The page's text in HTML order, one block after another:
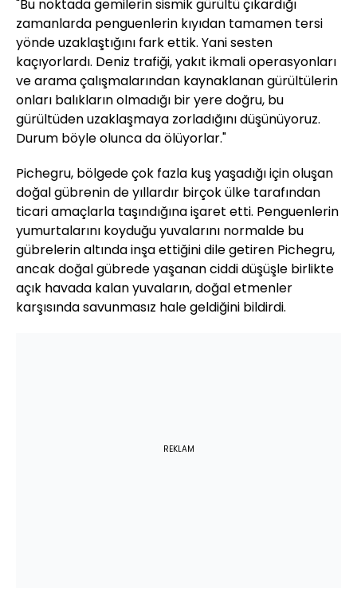
"Bu noktada gemilerin sismik gürültü çıkardığı
zamanlarda penguenlerin kıyıdan tamamen tersi
yönde uzaklaştığını fark ettik. Yani sesten
kaçıyorlardı. Deniz trafiği, yakıt ikmali operasyonları
ve arama çalışmalarından kaynaklanan gürültülerin
onları balıkların olmadığı bir yere doğru, bu
gürültüden uzaklaşmaya zorladığını düşünüyoruz.
Durum böyle olunca da ölüyorlar."
Pichegru, bölgede çok fazla kuş yaşadığı için oluşan
doğal gübrenin de yıllardır birçok ülke tarafından
ticari amaçlarla taşındığına işaret etti. Penguenlerin
yumurtalarını koyduğu yuvalarını normalde bu
gübrelerin altında inşa ettiğini dile getiren Pichegru,
ancak doğal gübrede yaşanan ciddi düşüşle birlikte
açık havada kalan yuvaların, doğal etmenler
karşısında savunmasız hale geldiğini bildirdi.
REKLAM